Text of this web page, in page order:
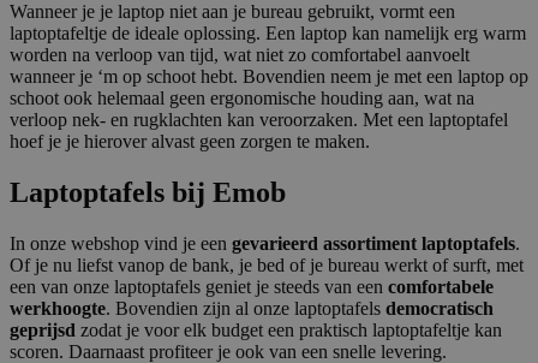
Wanneer je je laptop niet aan je bureau gebruikt, vormt een
laptoptafeltje de ideale oplossing. Een laptop kan namelijk erg warm
worden na verloop van tijd, wat niet zo comfortabel aanvoelt
wanneer je ‘m op schoot hebt. Bovendien neem je met een laptop op
schoot ook helemaal geen ergonomische houding aan, wat na
verloop nek- en rugklachten kan veroorzaken. Met een laptoptafel
hoef je je hierover alvast geen zorgen te maken.
Laptoptafels bij Emob
In onze webshop vind je een gevarieerd assortiment laptoptafels.
Of je nu liefst vanop de bank, je bed of je bureau werkt of surft, met
een van onze laptoptafels geniet je steeds van een comfortabele
werkhoogte. Bovendien zijn al onze laptoptafels democratisch
geprijsd zodat je voor elk budget een praktisch laptoptafeltje kan
scoren. Daarnaast profiteer je ook van een snelle levering.